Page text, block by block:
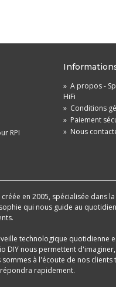
RPI
» A propos -
HiFi
» Conditions
» Paiement
» Nous
en 2005, spécialisée
qui nous guide au
technologique quotidienne
DIY nous permettent
à l'écoute de nos
rapidement.